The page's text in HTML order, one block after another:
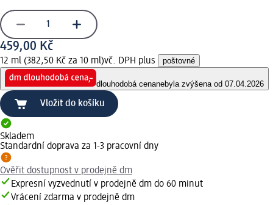
459,00 Kč
12 ml (382,50 Kč za 10 ml)vč. DPH plus poštovné
dlouhodobá cenanebyla zvýšena od 07.04.2026
Vložit do košíku
Skladem
Standardní doprava za 1-3 pracovní dny
Ověřit dostupnost v prodejně dm
Expresní vyzvednutí v prodejně dm do 60 minut
Vrácení zdarma v prodejně dm